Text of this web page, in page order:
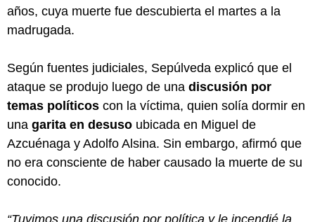
años, cuya muerte fue descubierta el martes a la
madrugada.
Según fuentes judiciales, Sepúlveda explicó que el
ataque se produjo luego de una discusión por
temas políticos con la víctima, quien solía dormir en
una garita en desuso ubicada en Miguel de
Azcuénaga y Adolfo Alsina. Sin embargo, afirmó que
no era consciente de haber causado la muerte de su
conocido.
“Tuvimos una discusión por política y le incendié la